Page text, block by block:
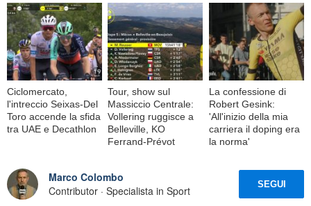
Ciclomercato,
l'intreccio Seixas-Del
Toro accende la sfida
tra UAE e Decathlon
Tour, show sul
Massiccio Centrale:
Vollering ruggisce a
Belleville, KO
Ferrand-Prévot
La confessione di
Robert Gesink:
'All'inizio della mia
carriera il doping era
la norma'
Marco Colombo
Contributor · Specialista in Sport
SEGUI